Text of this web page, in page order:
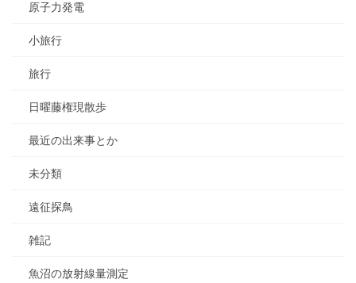
原子力発電
小旅行
旅行
日曜藤権現散歩
最近の出来事とか
未分類
遠征探鳥
雑記
魚沼の放射線量測定